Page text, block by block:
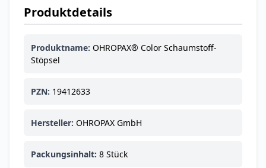
Produktdetails
Produktname: OHROPAX® Color Schaumstoff-
Stöpsel
PZN: 19412633
Hersteller: OHROPAX GmbH
Packungsinhalt: 8 Stück